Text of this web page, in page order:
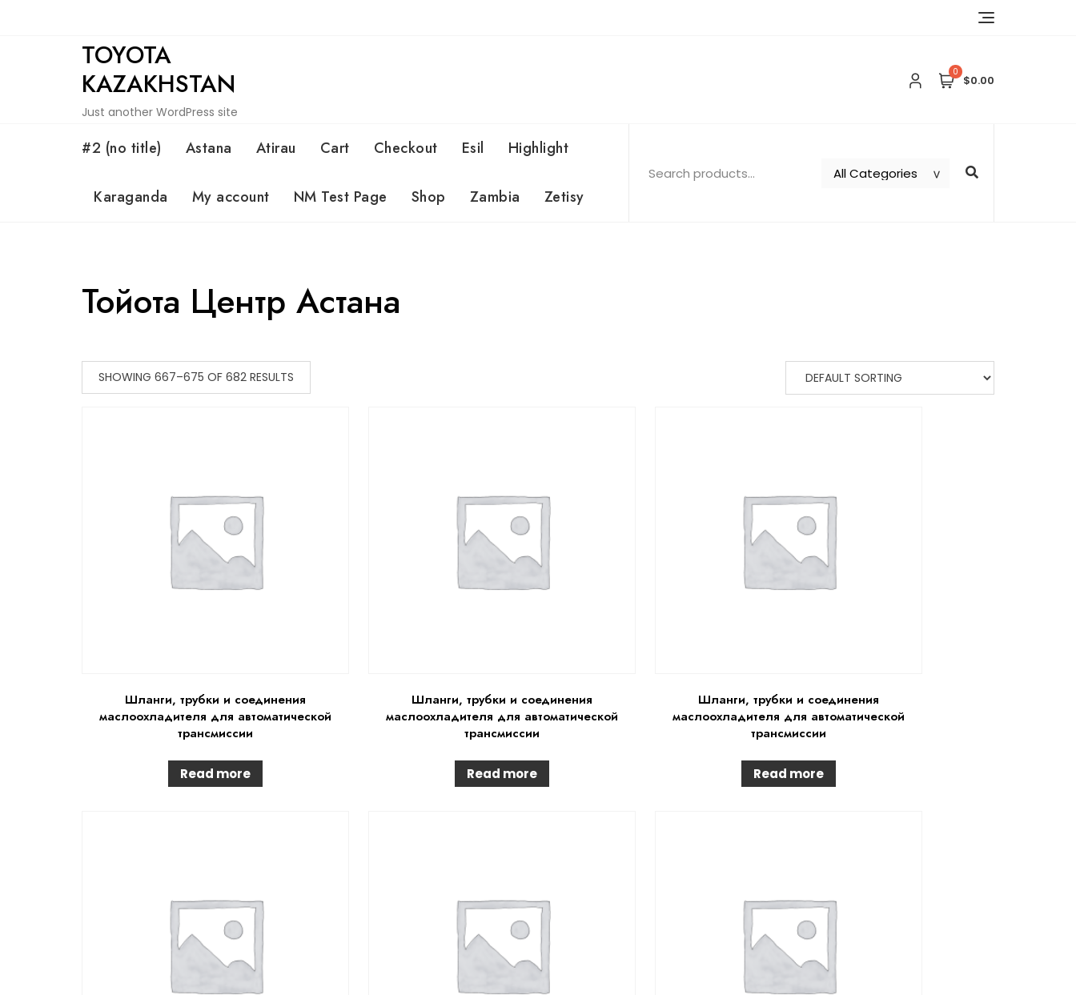
TOYOTA
KAZAKHSTAN
Just another WordPress site
0
$0.00
#2 (no title) Astana Atirau Cart Checkout Esil Highlight
Karaganda My account NM Test Page Shop Zambia Zetisy
Тойота Центр Астана
SHOWING 667–675 OF 682 RESULTS
Шланги, трубки и соединения
маслоохладителя для автоматической
трансмиссии
Read more
Шланги, трубки и соединения
маслоохладителя для автоматической
трансмиссии
Read more
Шланги, трубки и соединения
маслоохладителя для автоматической
трансмиссии
Read more